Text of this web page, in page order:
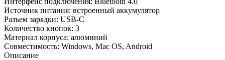
Источник питания: встроенный аккумулятор
Разъем зарядки: USB-C
Количество кнопок: 3
Материал корпуса: алюминий
Совместимость: Windows, Mac OS, Android
Описание